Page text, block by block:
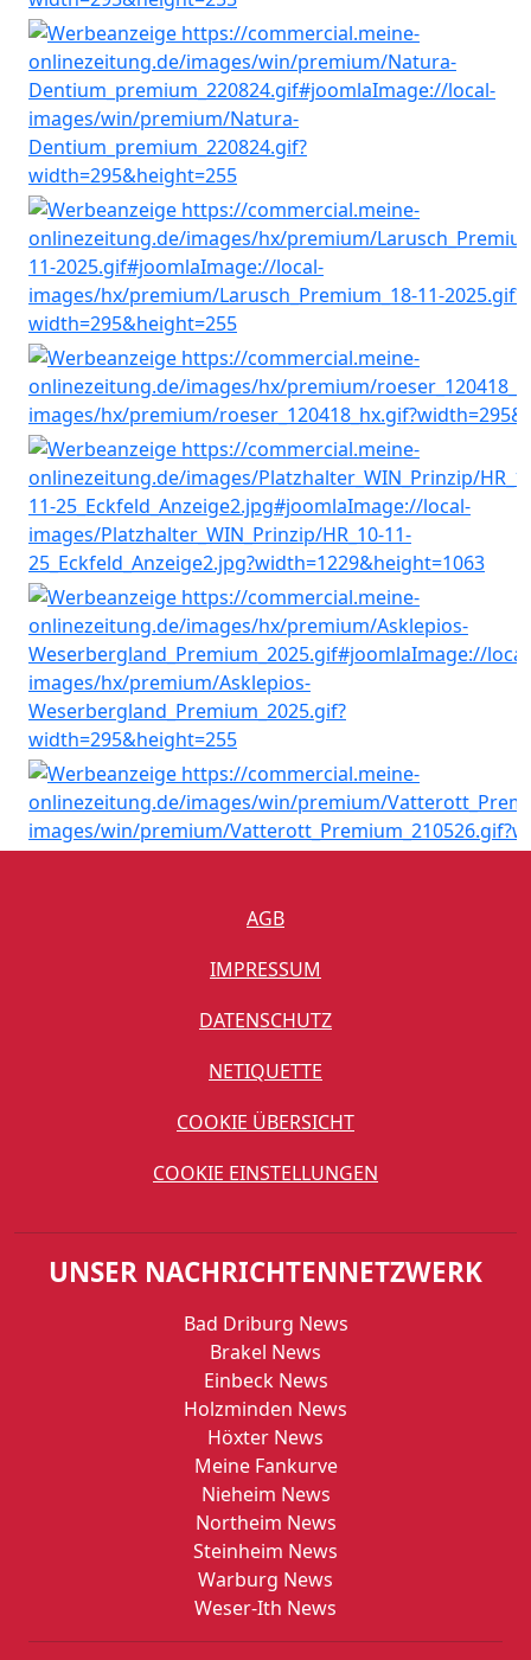
AGB
IMPRESSUM
DATENSCHUTZ
NETIQUETTE
COOKIE ÜBERSICHT
COOKIE EINSTELLUNGEN
UNSER NACHRICHTENNETZWERK
Bad Driburg News
Brakel News
Einbeck News
Holzminden News
Höxter News
Meine Fankurve
Nieheim News
Northeim News
Steinheim News
Warburg News
Weser-Ith News